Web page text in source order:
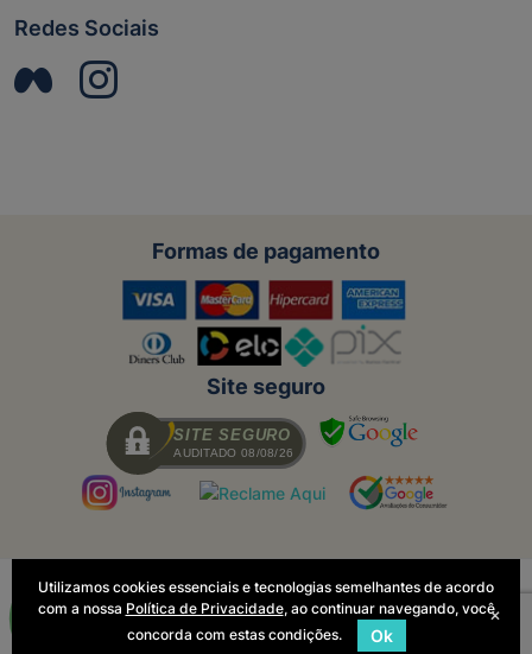
Redes Sociais
Formas de pagamento
Site seguro
SITE SEGURO
AUDITADO 08/08/26
Todas as regras e promoções são
válidas apenas para produtos vendidos
será o da finalização da compra.
Utilizamos cookies essenciais e tecnologias semelhantes de acordo
com a nossa Política de Privacidade, ao continuar navegando, você
concorda com estas condições.
Ok
×